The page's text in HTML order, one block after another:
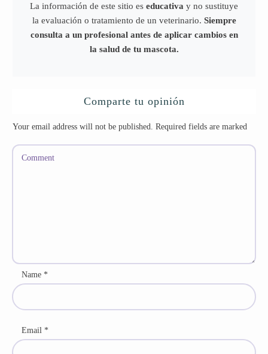
La información de este sitio es educativa y no sustituye
la evaluación o tratamiento de un veterinario. Siempre
consulta a un profesional antes de aplicar cambios en
la salud de tu mascota.
Comparte tu opinión
Your email address will not be published. Required fields are marked
Name *
Email *